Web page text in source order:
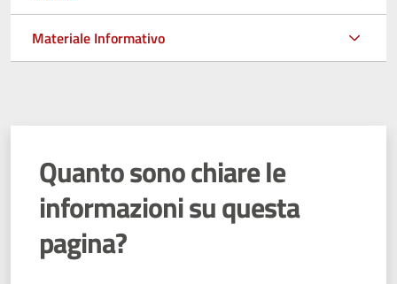
Materiale Informativo
Quanto sono chiare le
informazioni su questa
pagina?